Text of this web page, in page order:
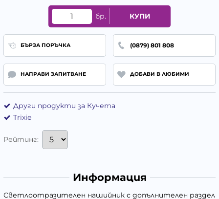
бр. КУПИ
БЪРЗА ПОРЪЧКА (0879) 801 808
НАПРАВИ ЗАПИТВАНЕ ДОБАВИ В ЛЮБИМИ
Други продукти за Кучета
Trixie
Рейтинг:
Информация
Светлоотразителен нашийник с допълнителен раздел